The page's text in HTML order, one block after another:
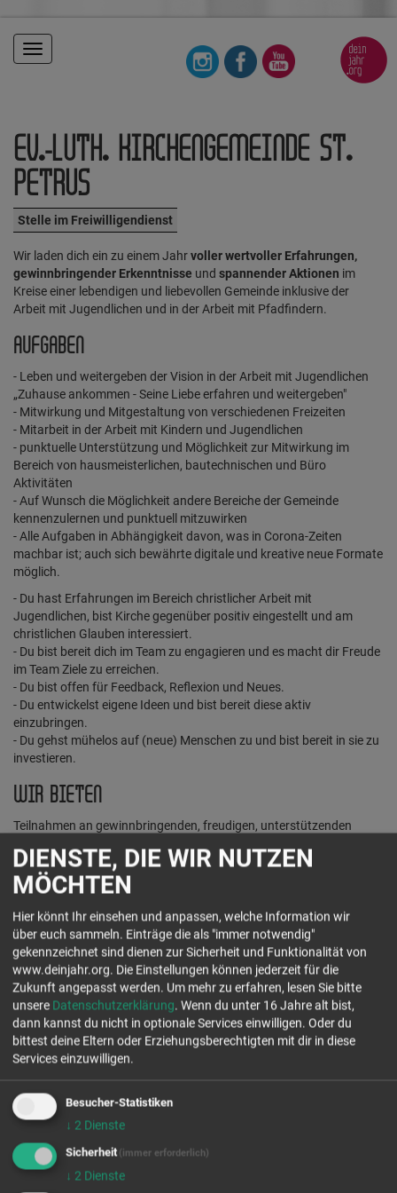
Toggle
navigation
EV.-LUTH. KIRCHENGEMEINDE ST.
PETRUS
Stelle im Freiwilligendienst
Wir laden dich ein zu einem Jahrvoller wertvoller Erfahrungen,
gewinnbringender Erkenntnisse und spannender Aktionen im
Kreise einer lebendigen und liebevollen Gemeinde inklusive der
Arbeit mit Jugendlichen und in der Arbeit mit Pfadfindern.
AUFGABEN
- Leben und weitergeben der Vision in der Arbeit mit Jugendlichen
„Zuhause ankommen - Seine Liebe erfahren und weitergeben"
- Mitwirkung und Mitgestaltung von verschiedenen Freizeiten
- Mitarbeit in der Arbeit mit Kindern und Jugendlichen
- punktuelle Unterstützung und Möglichkeit zur Mitwirkung im
Bereich von hausmeisterlichen, bautechnischen und Büro
Aktivitäten
- Auf Wunsch die Möglichkeit andere Bereiche der Gemeinde
kennenzulernen und punktuell mitzuwirken
- Alle Aufgaben in Abhängigkeit davon, was in Corona-Zeiten
machbar ist; auch sich bewährte digitale und kreative neue Formate
möglich.
- Du hast Erfahrungen im Bereich christlicher Arbeit mit
Jugendlichen, bist Kirche gegenüber positiv eingestellt und am
christlichen Glauben interessiert.
- Du bist bereit dich im Team zu engagieren und es macht dir Freude
im Team Ziele zu erreichen.
- Du bist offen für Feedback, Reflexion und Neues.
- Du entwickelst eigene Ideen und bist bereit diese aktiv
einzubringen.
- Du gehst mühelos auf (neue) Menschen zu und bist bereit in sie zu
investieren.
WIR BIETEN
Teilnahmen an gewinnbringenden, freudigen, unterstützenden
Taschengeld, Pauschale für Verpflegung und Unterkunft
Wir können keine Unterkunft stellen. Sind aber bei der
Unterkunftssuche gerne behilflich.
DEIN KONTAKT
Ev.-Luth. Kirchengemeinde St. Petrus
Norderstedter Str. 22
24558 Henstedt-Ulzburg
www.kirche-rhen.de/wir/stellenangebote
Jetzt Kontakt aufnehmen
DIENSTE, DIE WIR NUTZEN
MÖCHTEN
Hier könnt Ihr einsehen und anpassen, welche Information wir
über euch sammeln. Einträge die als "immer notwendig"
gekennzeichnet sind dienen zur Sicherheit und Funktionalität von
www.deinjahr.org. Die Einstellungen können jederzeit für die
Zukunft angepasst werden. Um mehr zu erfahren, lesen Sie bitte
unsere Datenschutzerklärung. Wenn du unter 16 Jahre alt bist,
dann kannst du nicht in optionale Services einwilligen. Oder du
bittest deine Eltern oder Erziehungsberechtigten mit dir in diese
Services einzuwilligen.
Besucher-Statistiken
↓ 2 Dienste
Sicherheit (immer erforderlich)
↓ 2 Dienste